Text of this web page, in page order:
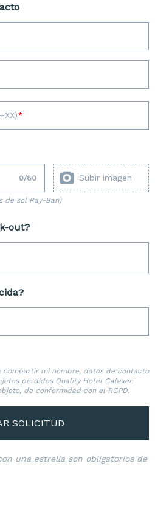
0/80 Subir imagen
de sol Ray-Ban)
out?
compartir mi nombre, datos de contacto
perdidos Quality Hotel Galaxen
de conformidad con el RGPD.
SOLICITUD
una estrella son obligatorios de